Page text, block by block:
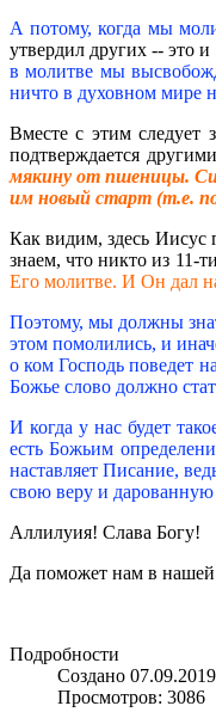
А потому, когда мы
утвердил других -- это
в молитве мы
ничто в духовном мире
Вместе с этим следует
подтверждается
мякину от пшеницы.
им новый старт (т.е.
Как видим, здесь Иисус
знаем, что никто из 11-
Его молитве. И Он дал
Поэтому, мы должны
этом помолились, и
о ком Господь поведет
Божье слово должно
И когда у нас будет
есть Божьим
наставляет Писание,
свою веру и
Аллилуия! Слава Богу!
Да поможет нам в нашей
Подробности
Создано
Просмотров: 3086